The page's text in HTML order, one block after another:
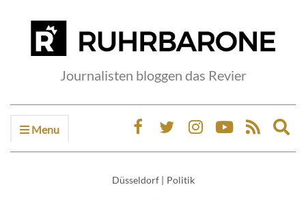
Journalisten bloggen das Revier
Menu
Düsseldorf | Politik